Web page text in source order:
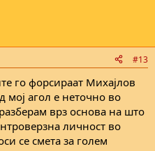
#13
го форсираат Михајлов
мој агол е неточно во
врз основа на што
личност во
се смета за голем